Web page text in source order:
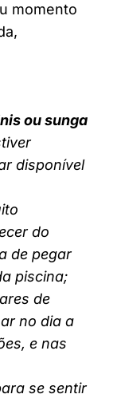
momento
ou sunga
disponível
do
de pegar
piscina;
de
no dia a
e nas
se sentir